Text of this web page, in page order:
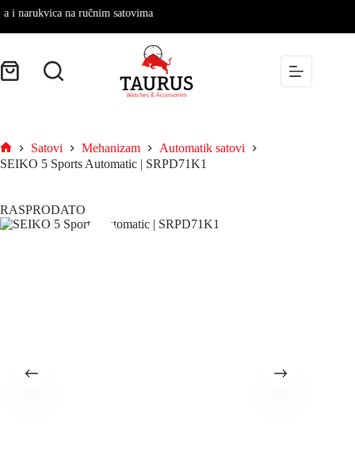
na ručnim satovima
Satovi Mehanizam
Automatik satovi
SEIKO 5 Sports Automatic | SRPD71K1
RASPRODATO